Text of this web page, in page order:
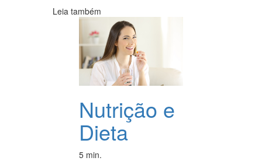
Leia também
Nutrição e
Dieta
5 min.